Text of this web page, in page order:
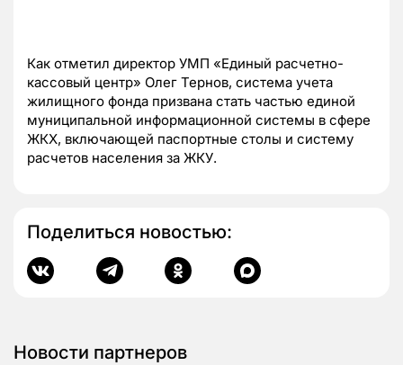
Как отметил директор УМП «Единый расчетно-
кассовый центр» Олег Тернов, система учета
жилищного фонда призвана стать частью единой
муниципальной информационной системы в сфере
ЖКХ, включающей паспортные столы и систему
расчетов населения за ЖКУ.
Поделиться новостью:
Новости партнеров